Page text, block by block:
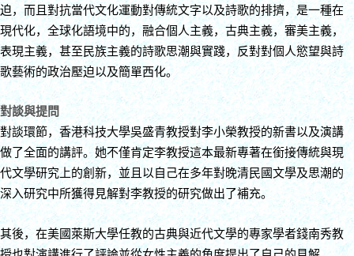
迫，而且對抗當代文化運動對傳統文字以及詩歌的排擠，是一種在
現代化，全球化語境中的，融合個人主義，古典主義，審美主義，
表現主義，甚至民族主義的詩歌思潮與實踐，反對對個人慾望與詩
歌藝術的政治壓迫以及簡單西化。
對談與提問
對談環節，香港科技大學吳盛青教授對李小榮教授的新書以及演講
做了全面的講評。她不僅肯定李教授這本最新專著在銜接傳統與現
代文學研究上的創新，並且以自己在多年對晚清民國文學及思潮的
深入研究中所獲得見解對李教授的研究做出了補充。
其後，在美國萊斯大學任教的古典與近代文學的專家學者錢南秀教